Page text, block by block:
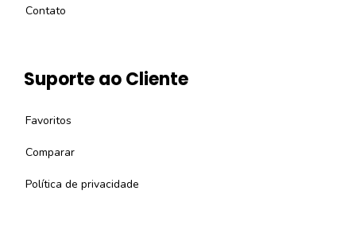
Contato
Suporte ao Cliente
Favoritos
Comparar
Política de privacidade